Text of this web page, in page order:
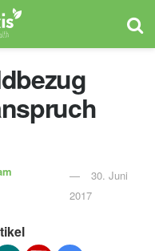
30. Juni
2017